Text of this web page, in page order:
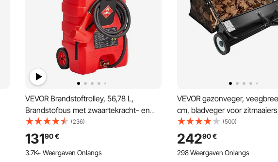
VEVOR Brandstoftrolley, 56,78 L,
Brandstofbus met zwaartekracht- en
handpompmodus, Benzinebus, 3 m
afleverslang en handpomp,
Benzinecontainer voor motorboten,
ATV's, Benzine en diesel
(236)
13190€
3.7K+ Weergaven Onlangs
VEVOR gazonveger,
cm, bladveger voor
bladverzamelaar met 566 L
verstelbare veeghoogte,
zitmaaiers
(500)
24290€
298 Weergaven Onlangs